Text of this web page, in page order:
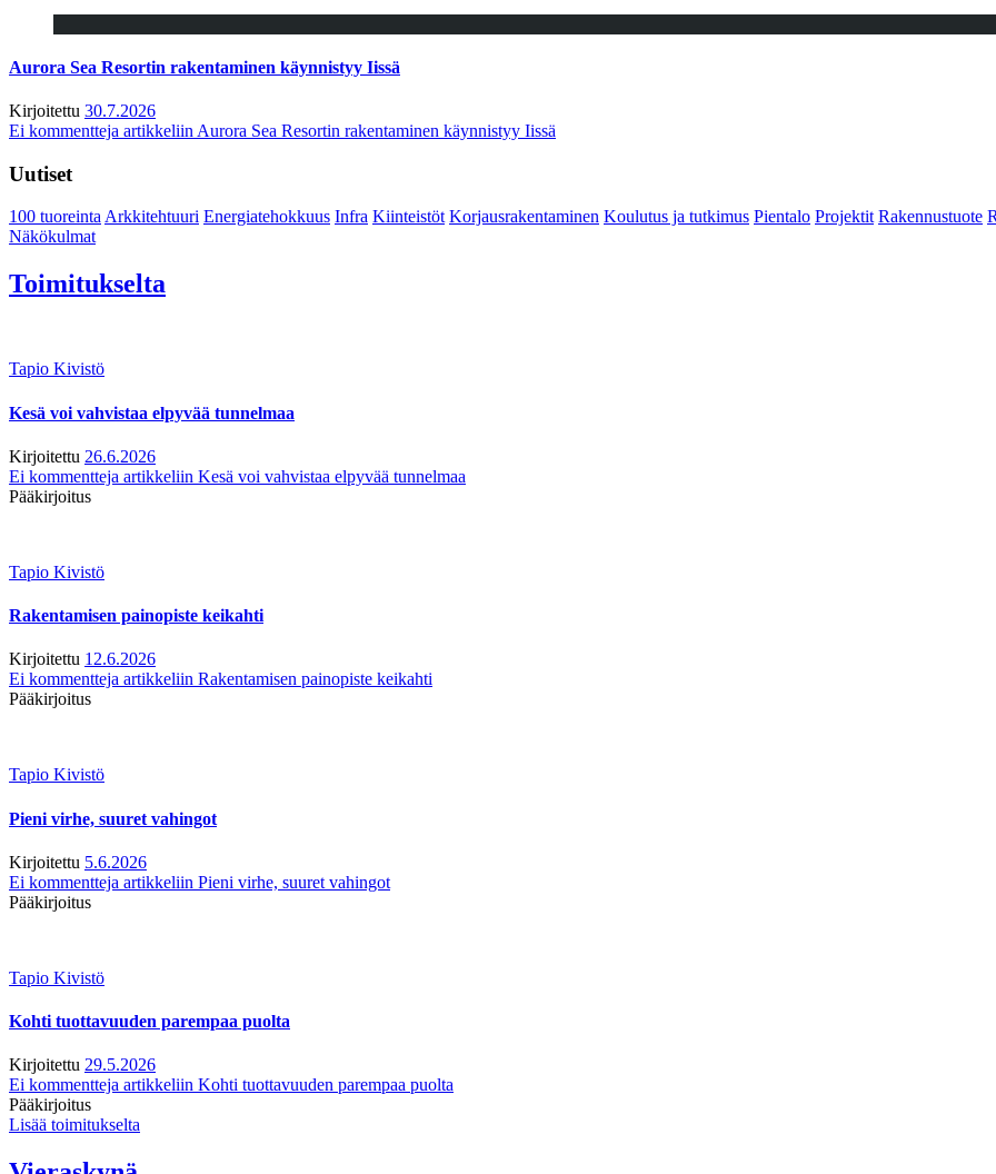
Aurora Sea Resortin rakentaminen käynnistyy Iissä
Kirjoitettu 30.7.2026
Ei kommentteja artikkeliin Aurora Sea Resortin rakentaminen käynnistyy Iissä
Uutiset
100 tuoreintaArkkitehtuuri Energiatehokkuus Infra Kiinteistöt Korjausrakentaminen Koulutus ja tutkimus Pientalo Projektit Rakennustuote
Näkökulmat
Toimitukselta
Tapio Kivistö
Kesä voi vahvistaa elpyvää tunnelmaa
Kirjoitettu 26.6.2026
Ei kommentteja artikkeliin Kesä voi vahvistaa elpyvää tunnelmaa
Pääkirjoitus
Tapio Kivistö
Rakentamisen painopiste keikahti
Kirjoitettu 12.6.2026
Ei kommentteja artikkeliin Rakentamisen painopiste keikahti
Pääkirjoitus
Tapio Kivistö
Pieni virhe, suuret vahingot
Kirjoitettu 5.6.2026
Ei kommentteja artikkeliin Pieni virhe, suuret vahingot
Pääkirjoitus
Tapio Kivistö
Kohti tuottavuuden parempaa puolta
Kirjoitettu 29.5.2026
Ei kommentteja artikkeliin Kohti tuottavuuden parempaa puolta
Pääkirjoitus
Lisää toimitukselta